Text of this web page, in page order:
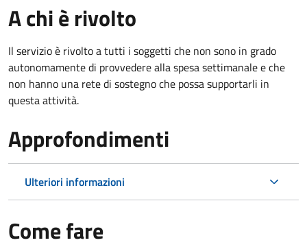
A chi è rivolto
Il servizio è rivolto a tutti i soggetti che non sono in grado
autonomamente di provvedere alla spesa settimanale e che
non hanno una rete di sostegno che possa supportarli in
questa attività.
Approfondimenti
Ulteriori informazioni
Come fare